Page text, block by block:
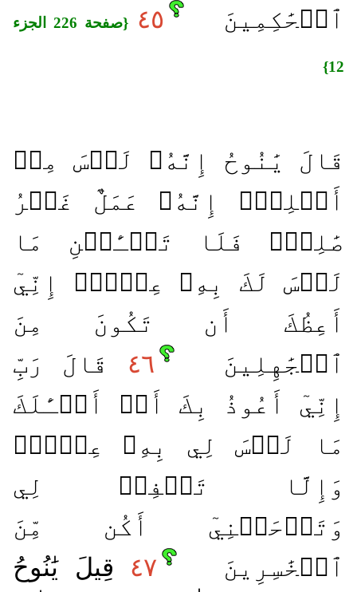
ٱلۡحَٰكِمِينَ ٤٥ {صفحة 226 الجزء
12}
قَالَ يَٰنُوحُ إِنَّهُۥ لَيۡسَ مِنۡ
أَهۡلِكَۖ إِنَّهُۥ عَمَلٌ غَيۡرُ
صَٰلِحٖۖ فَلَا تَسۡـَٔلۡنِ مَا
لَيۡسَ لَكَ بِهِۦ عِلۡمٌۖ إِنِّيٓ
أَعِظُكَ أَن تَكُونَ مِنَ
ٱلۡجَٰهِلِينَ
٤٦ قَالَ رَبِّ
إِنِّيٓ أَعُوذُ بِكَ أَنۡ أَسۡـَٔلَكَ
مَا لَيۡسَ لِي بِهِۦ عِلۡمٞۖ
وَإِلَّا تَغۡفِرۡ لِي
وَتَرۡحَمۡنِيٓ أَكُن مِّنَ
ٱلۡخَٰسِرِينَ
٤٧ قِيلَ يَٰنُوحُ